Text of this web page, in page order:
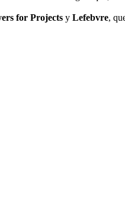
for Projects y Lefebvre,